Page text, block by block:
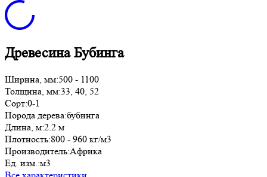
Древесина Бубинга
Ширина, мм:500 - 1100
Толщина, мм:33, 40, 52
Сорт:0-1
Порода дерева:бубинга
Длина, м:2.2 м
Плотность:800 - 960 кг/м3
Производитель:Aфрика
Ед. изм.:м3